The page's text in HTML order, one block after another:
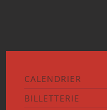
CALENDRIER
BILLETTERIE